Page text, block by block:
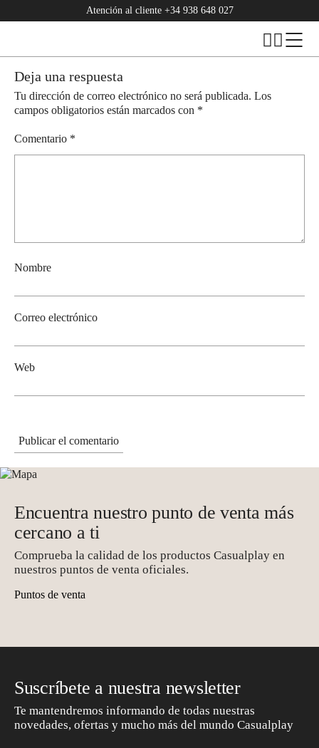
Atención al cliente +34 938 648 027
Deja una respuesta
Tu dirección de correo electrónico no será publicada. Los
campos obligatorios están marcados con *
Comentario *
Nombre
Correo electrónico
Web
Encuentra nuestro punto de venta más
cercano a ti
Comprueba la calidad de los productos Casualplay en
nuestros puntos de venta oficiales.
Puntos de venta
Suscríbete a nuestra newsletter
Te mantendremos informando de todas nuestras
novedades, ofertas y mucho más del mundo Casualplay